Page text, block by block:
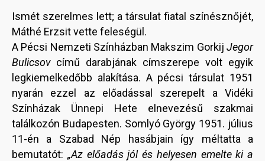
Ismét szerelmes lett; a társulat fiatal színésznőjét,
Máthé Erzsit vette feleségül.
A Pécsi Nemzeti Színházban Makszim Gorkij Jegor
Bulicsovcímű darabjának címszerepe volt egyik
legkiemelkedőbb alakítása. A pécsi társulat 1951
nyarán ezzel az előadással szerepelt a Vidéki
Színházak Ünnepi Hete elnevezésű szakmai
találkozón Budapesten. Somlyó György 1951. július
11-én a Szabad Nép hasábjain így méltatta a
bemutatót: „Az előadás jól és helyesen emelte ki a